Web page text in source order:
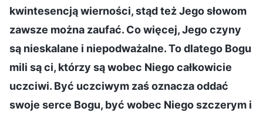
kwintesencją wierności, stąd też Jego słowom
zawsze można zaufać. Co więcej, Jego czyny
są nieskalane i niepodważalne. To dlatego Bogu
mili są ci, którzy są wobec Niego całkowicie
uczciwi. Być uczciwym zaś oznacza oddać
swoje serce Bogu, być wobec Niego szczerym i